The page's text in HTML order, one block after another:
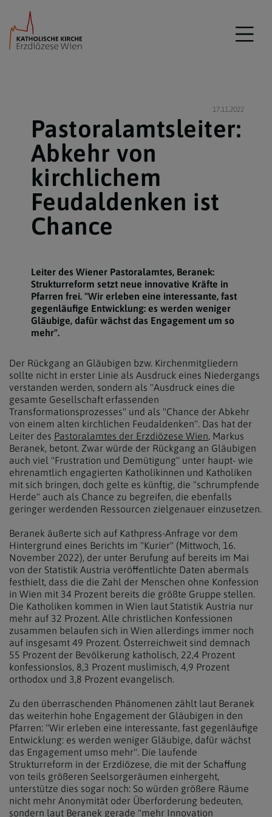
17.11.2022
Pastoralamtsleiter:
Abkehr von
kirchlichem
Feudaldenken ist
Chance
Leiter des Wiener Pastoralamtes, Beranek:
Strukturreform setzt neue innovative Kräfte in
Pfarren frei. "Wir erleben eine interessante, fast
gegenläufige Entwicklung: es werden weniger
Gläubige, dafür wächst das Engagement um so
mehr".
Der Rückgang an Gläubigen bzw. Kirchenmitgliedern
sollte nicht in erster Linie als Ausdruck eines Niedergangs
verstanden werden, sondern als "Ausdruck eines die
gesamte Gesellschaft erfassenden
Transformationsprozesses" und als "Chance der Abkehr
von einem alten kirchlichen Feudaldenken". Das hat der
Leiter des Pastoralamtes der Erzdiözese Wien, Markus
Beranek, betont. Zwar würde der Rückgang an Gläubigen
auch viel "Frustration und Demütigung" unter haupt- wie
ehrenamtlich engagierten Katholikinnen und Katholiken
mit sich bringen, doch gelte es künftig, die "schrumpfende
Herde" auch als Chance zu begreifen, die ebenfalls
geringer werdenden Ressourcen zielgenauer einzusetzen.
Beranek äußerte sich auf Kathpress-Anfrage vor dem
Hintergrund eines Berichts im "Kurier" (Mittwoch, 16.
November 2022), der unter Berufung auf bereits im Mai
von der Statistik Austria veröffentlichte Daten abermals
festhielt, dass die die Zahl der Menschen ohne Konfession
in Wien mit 34 Prozent bereits die größte Gruppe stellen.
Die Katholiken kommen in Wien laut Statistik Austria nur
mehr auf 32 Prozent. Alle christlichen Konfessionen
zusammen belaufen sich in Wien allerdings immer noch
auf insgesamt 49 Prozent. Österreichweit sind demnach
55 Prozent der Bevölkerung katholisch, 22,4 Prozent
konfessionslos, 8,3 Prozent muslimisch, 4,9 Prozent
orthodox und 3,8 Prozent evangelisch.
Zu den überraschenden Phänomenen zählt laut Beranek
das weiterhin hohe Engagement der Gläubigen in den
Pfarren: "Wir erleben eine interessante, fast gegenläufige
Entwicklung: es werden weniger Gläubige, dafür wächst
das Engagement umso mehr". Die laufende
Strukturreform in der Erzdiözese, die mit der Schaffung
von teils größeren Seelsorgeräumen einhergeht,
unterstütze dies sogar noch: So würden größere Räume
nicht mehr Anonymität oder Überforderung bedeuten,
sondern laut Beranek gerade "mehr Innovation